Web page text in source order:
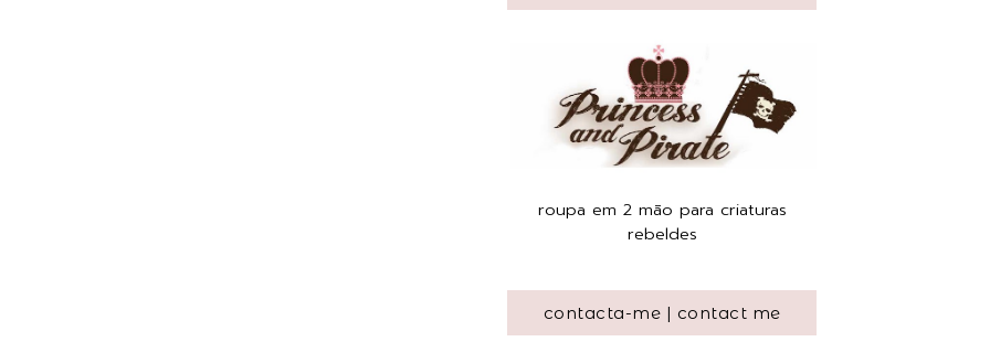
roupa em 2 mão para criaturas
rebeldes
contacta-me | contact me